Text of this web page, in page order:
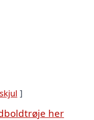
skjul
her